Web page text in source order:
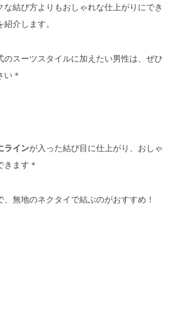
な結び方よりもおしゃれな仕上がりにでき
介します。
のスーツスタイルに加えたい男性は、ぜひ
い＊
ラインが入った結び目に仕上がり、おしゃ
ます＊
、無地のネクタイで結ぶのがおすすめ！